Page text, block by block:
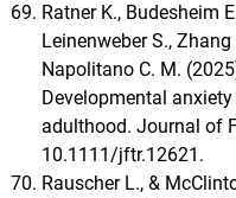
Ratner K., Budesheim
Leinenweber S., Zhang
Napolitano C. M.
Developmental
adulthood. Journal of
10.1111/jftr.12621.
Rauscher L., &